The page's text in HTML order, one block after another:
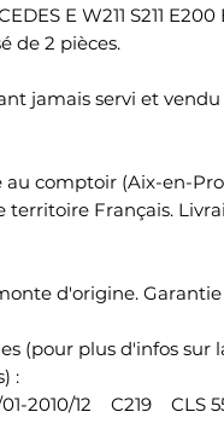
E W211 S211 E200
de 2 pièces.
jamais servi et vendu
comptoir (Aix-en-
Français.
d'origine. Garantie
(pour plus d'infos sur
:
2010/12 C219 CLS